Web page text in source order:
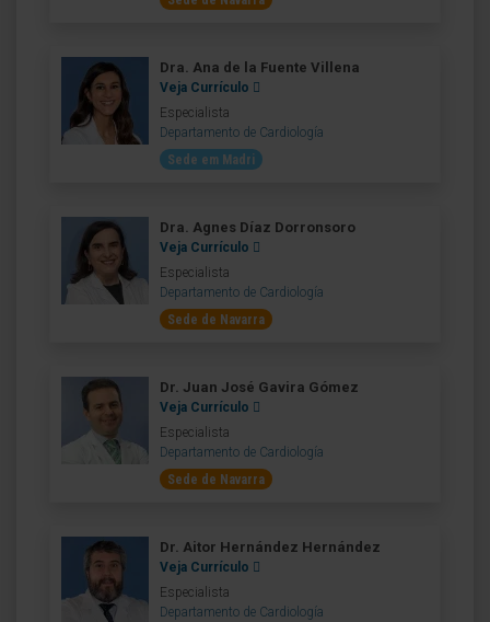
Dra. Ana de la Fuente Villena
Veja Currículo
Especialista
Departamento de Cardiología
Sede em Madri
Dra. Agnes Díaz Dorronsoro
Veja Currículo
Especialista
Departamento de Cardiología
Sede de Navarra
Dr. Juan José Gavira Gómez
Veja Currículo
Especialista
Departamento de Cardiología
Sede de Navarra
Dr. Aitor Hernández Hernández
Veja Currículo
Especialista
Departamento de Cardiología